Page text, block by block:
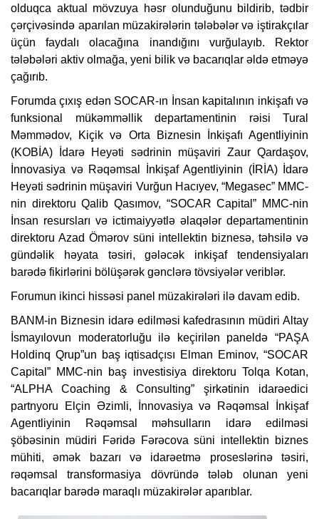
olduqca aktual mövzuya həsr olunduğunu bildirib, tədbir
çərçivəsində aparılan müzakirələrin tələbələr və iştirakçılar
üçün faydalı olacağına inandığını vurğulayıb. Rektor
tələbələri aktiv olmağa, yeni bilik və bacarıqlar əldə etməyə
çağırıb.
Forumda çıxış edən SOCAR-ın İnsan kapitalının inkişafı və
funksional mükəmməllik departamentinin rəisi Tural
Məmmədov, Kiçik və Orta Biznesin İnkişafı Agentliyinin
(KOBİA) İdarə Heyəti sədrinin müşaviri Zaur Qardaşov,
İnnovasiya və Rəqəmsal İnkişaf Agentliyinin (İRİA) İdarə
Heyəti sədrinin müşaviri Vurğun Hacıyev, “Megasec” MMC-
nin direktoru Qalib Qasımov, “SOCAR Capital” MMC-nin
İnsan resursları və ictimaiyyətlə əlaqələr departamentinin
direktoru Azad Ömərov süni intellektin biznesə, təhsilə və
gündəlik həyata təsiri, gələcək inkişaf tendensiyaları
barədə fikirlərini bölüşərək gənclərə tövsiyələr veriblər.
Forumun ikinci hissəsi panel müzakirələri ilə davam edib.
BANM-in Biznesin idarə edilməsi kafedrasının müdiri Altay
İsmayılovun moderatorluğu ilə keçirilən paneldə “PAŞA
Holdinq Qrup”un baş iqtisadçısı Elman Eminov, “SOCAR
Capital” MMC-nin baş investisiya direktoru Tolqa Kotan,
“ALPHA Coaching & Consulting” şirkətinin idarəedici
partnyoru Elçin Əzimli, İnnovasiya və Rəqəmsal İnkişaf
Agentliyinin Rəqəmsal məhsulların idarə edilməsi
şöbəsinin müdiri Fəridə Fərəcova süni intellektin biznes
mühiti, əmək bazarı və idarəetmə proseslərinə təsiri,
rəqəmsal transformasiya dövründə tələb olunan yeni
bacarıqlar barədə maraqlı müzakirələr aparıblar.